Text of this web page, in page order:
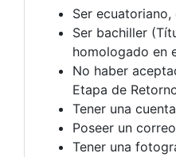
Ser
Ser bachiller
homologado en
No haber
Etapa de
Tener una
Poseer un
Tener una